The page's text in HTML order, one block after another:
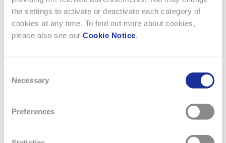
the settings to activate or deactivate each category of
cookies at any time. To find out more about cookies,
please also see our Cookie Notice.
Selection
Necessary
Preferences